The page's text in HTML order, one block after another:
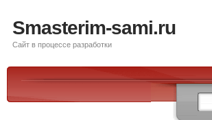
Smasterim-sami.ru
Сайт в процессе разработки